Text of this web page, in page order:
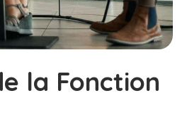
la Fonction